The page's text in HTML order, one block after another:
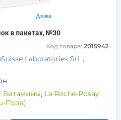
в пакетах, №30
Код товара: 2015942
Laboratories Srl. ,
Витамины, La Roche-Posay
Позе)